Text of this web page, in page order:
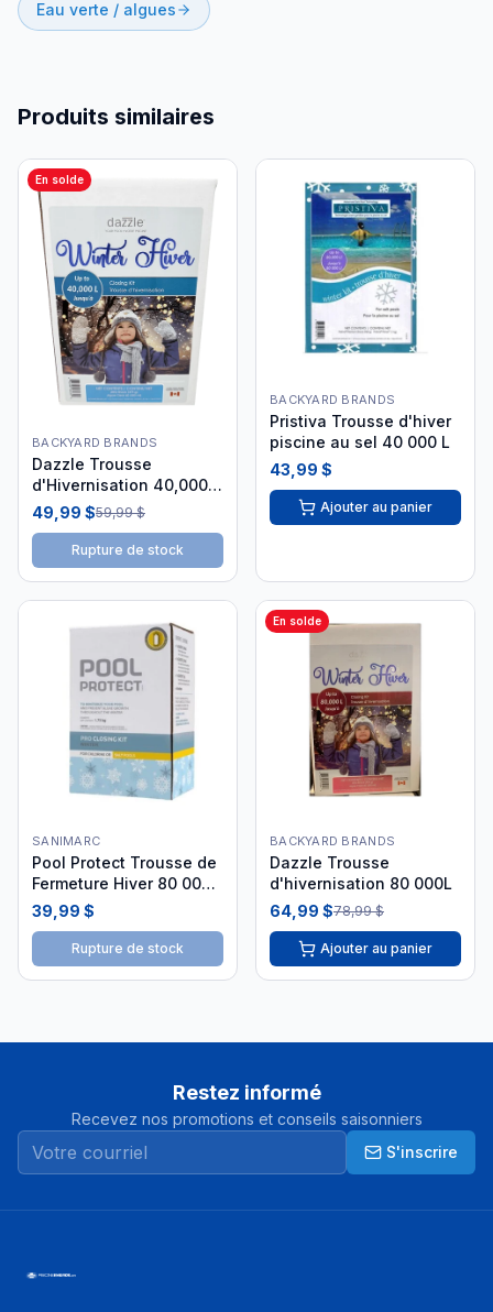
Eau verte / algues
Produits similaires
En solde
BACKYARD BRANDS
Dazzle Trousse
d'Hivernisation 40,000 L
DAZ06030
49,99 $59,99 $
Rupture de stock
BACKYARD BRANDS
Pristiva Trousse d'hiver
piscine au sel 40 000 L
43,99 $
Ajouter au panier
SANIMARC
Pool Protect Trousse de
Fermeture Hiver 80 000L
Chlore Sel
39,99 $
Rupture de stock
En solde
BACKYARD BRANDS
Dazzle Trousse
d'hivernisation 80 000L
64,99 $78,99 $
Ajouter au panier
Restez informé
Recevez nos promotions et conseils saisonniers
S'inscrire